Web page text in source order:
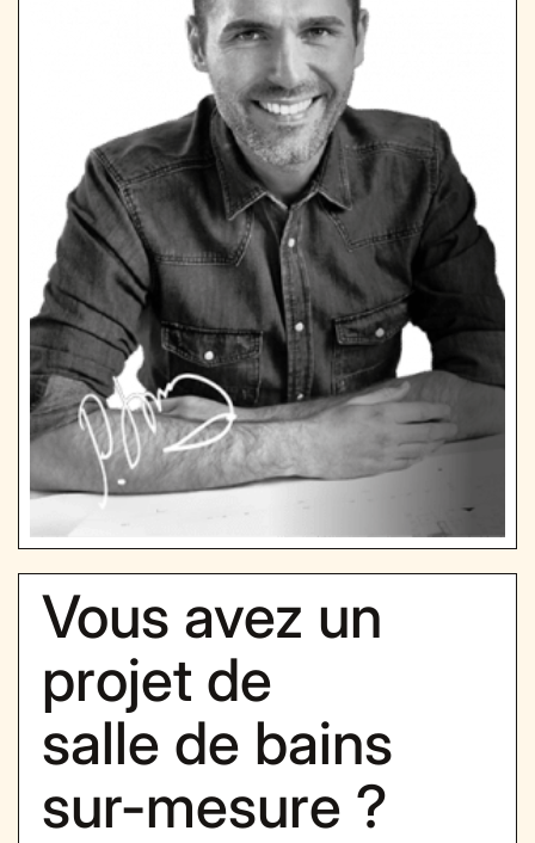
Vous avez un
projet de
salle de bains
sur-mesure ?